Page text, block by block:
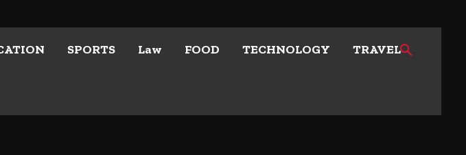
SPORTS Law FOOD TECHNOLOGY TRAVEL